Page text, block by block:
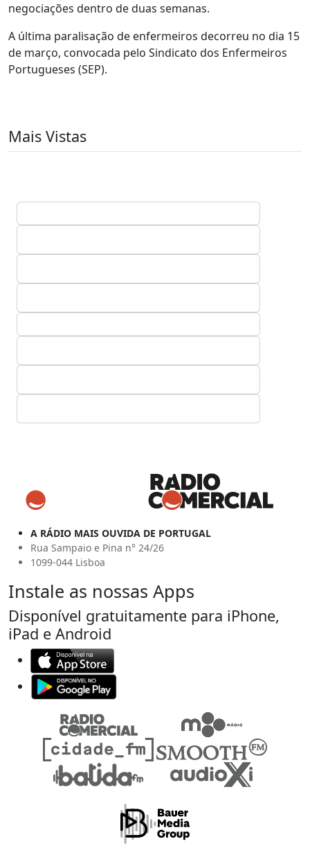
negociações dentro de duas semanas.
A última paralisação de enfermeiros decorreu no dia 15
de março, convocada pelo Sindicato dos Enfermeiros
Portugueses (SEP).
Mais Vistas
A RÁDIO MAIS OUVIDA DE PORTUGAL
Rua Sampaio e Pina n° 24/26
1099-044 Lisboa
Instale as nossas Apps
Disponível gratuitamente para iPhone,
iPad e Android